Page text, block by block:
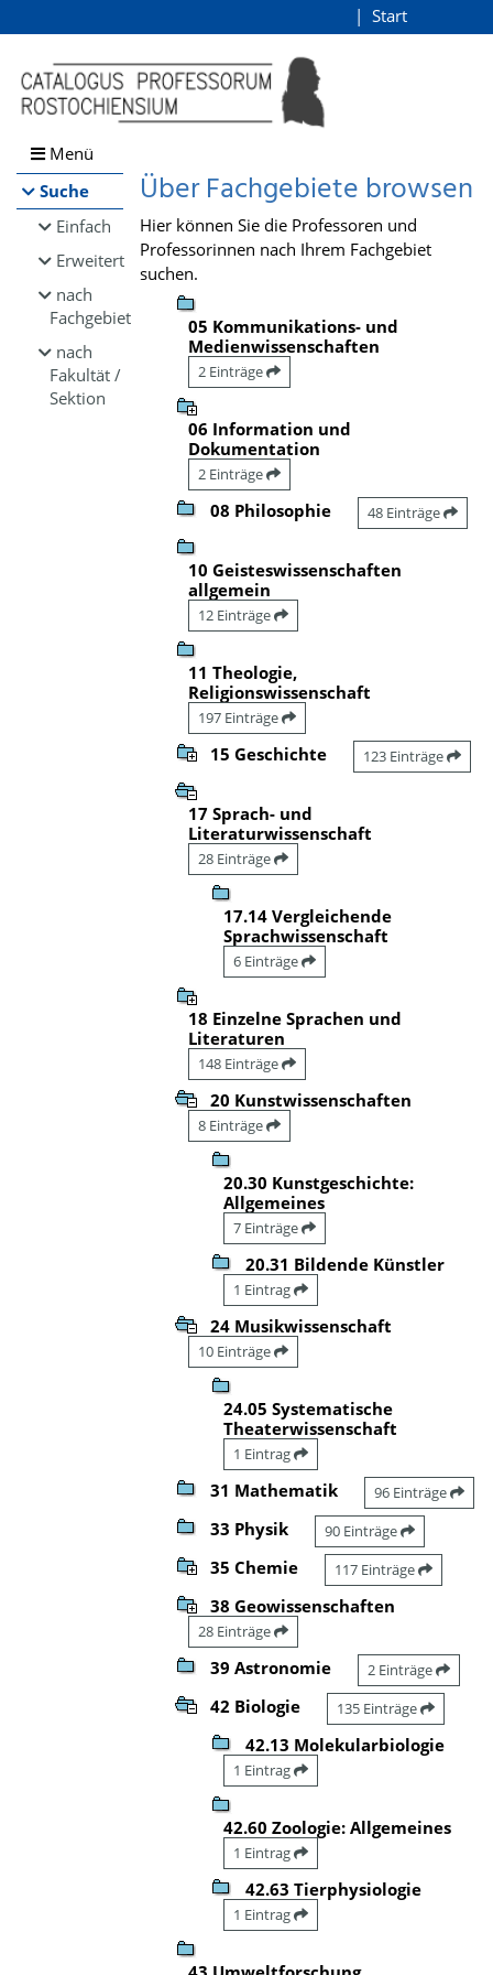
Browsen
direkt zum Inhalt
Start
Menü
Suche
Einfach
Erweitert
nach
Fachgebiet
nach
Fakultät /
Sektion
Über Fachgebiete browsen
Hier können Sie die Professoren und
Professorinnen nach Ihrem Fachgebiet
suchen.
05 Kommunikations- und
Medienwissenschaften
2 Einträge
06 Information und
Dokumentation
2 Einträge
08 Philosophie 48 Einträge
10 Geisteswissenschaften
allgemein
12 Einträge
11 Theologie,
Religionswissenschaft
197 Einträge
15 Geschichte 123 Einträge
17 Sprach- und
Literaturwissenschaft
28 Einträge
17.14 Vergleichende
Sprachwissenschaft
6 Einträge
18 Einzelne Sprachen und
Literaturen
148 Einträge
20 Kunstwissenschaften
8 Einträge
20.30 Kunstgeschichte:
Allgemeines
7 Einträge
20.31 Bildende Künstler
1 Eintrag
24 Musikwissenschaft
10 Einträge
24.05 Systematische
Theaterwissenschaft
1 Eintrag
31 Mathematik 96 Einträge
33 Physik 90 Einträge
35 Chemie 117 Einträge
38 Geowissenschaften
28 Einträge
39 Astronomie 2 Einträge
42 Biologie 135 Einträge
42.13 Molekularbiologie
1 Eintrag
42.60 Zoologie: Allgemeines
1 Eintrag
42.63 Tierphysiologie
1 Eintrag